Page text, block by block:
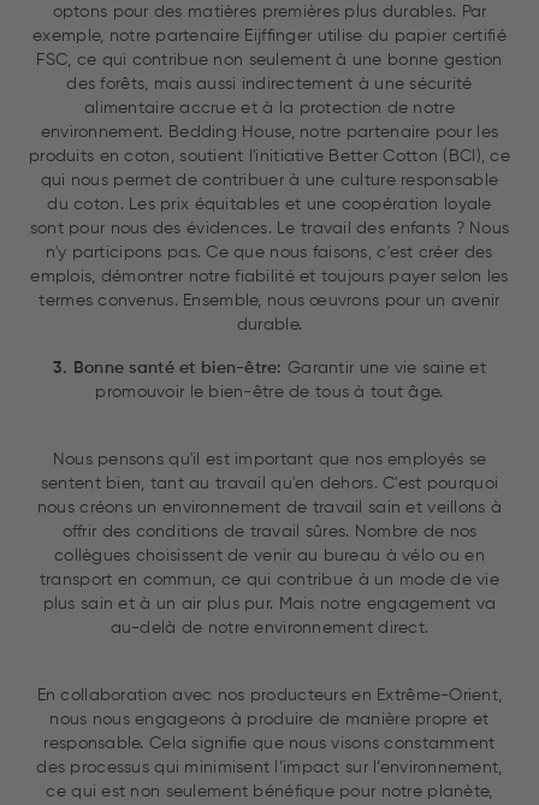
optons pour des matières premières plus durables. Par
exemple, notre partenaire Eijffinger utilise du papier certifié
FSC, ce qui contribue non seulement à une bonne gestion
des forêts, mais aussi indirectement à une sécurité
alimentaire accrue et à la protection de notre
environnement. Bedding House, notre partenaire pour les
produits en coton, soutient l'initiative Better Cotton (BCI), ce
qui nous permet de contribuer à une culture responsable
du coton. Les prix équitables et une coopération loyale
sont pour nous des évidences. Le travail des enfants ? Nous
n'y participons pas. Ce que nous faisons, c'est créer des
emplois, démontrer notre fiabilité et toujours payer selon les
termes convenus. Ensemble, nous œuvrons pour un avenir
durable.
3. Bonne santé et bien-être:Garantir une vie saine et
promouvoir le bien-être de tous à tout âge.
Nous pensons qu'il est important que nos employés se
sentent bien, tant au travail qu'en dehors. C'est pourquoi
nous créons un environnement de travail sain et veillons à
offrir des conditions de travail sûres. Nombre de nos
collègues choisissent de venir au bureau à vélo ou en
transport en commun, ce qui contribue à un mode de vie
plus sain et à un air plus pur. Mais notre engagement va
au-delà de notre environnement direct.
En collaboration avec nos producteurs en Extrême-Orient,
nous nous engageons à produire de manière propre et
responsable. Cela signifie que nous visons constamment
des processus qui minimisent l’impact sur l’environnement,
ce qui est non seulement bénéfique pour notre planète,